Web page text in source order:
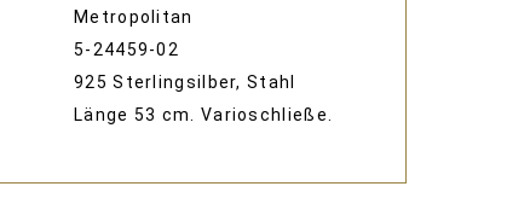
Metropolitan
5-24459-02
925 Sterlingsilber, Stahl
Länge 53 cm. Varioschließe.